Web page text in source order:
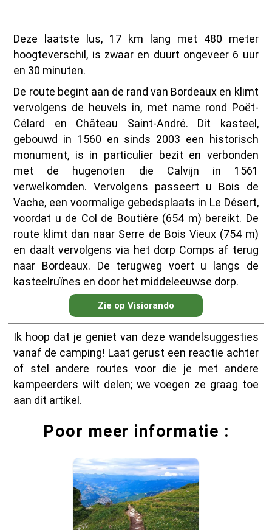
Deze laatste lus, 17 km lang met 480 meter
hoogteverschil, is zwaar en duurt ongeveer 6 uur
en 30 minuten.
De route begint aan de rand van Bordeaux en klimt
vervolgens de heuvels in, met name rond Poët-
Célard en Château Saint-André. Dit kasteel,
gebouwd in 1560 en sinds 2003 een historisch
monument, is in particulier bezit en verbonden
met de hugenoten die Calvijn in 1561
verwelkomden. Vervolgens passeert u Bois de
Vache, een voormalige gebedsplaats in Le Désert,
voordat u de Col de Boutière (654 m) bereikt. De
route klimt dan naar Serre de Bois Vieux (754 m)
en daalt vervolgens via het dorp Comps af terug
naar Bordeaux. De terugweg voert u langs de
kasteelruïnes en door het middeleeuwse dorp.
Zie op Visiorando
Ik hoop dat je geniet van deze wandelsuggesties
vanaf de camping! Laat gerust een reactie achter
of stel andere routes voor die je met andere
kampeerders wilt delen; we voegen ze graag toe
aan dit artikel.
Poor meer informatie :